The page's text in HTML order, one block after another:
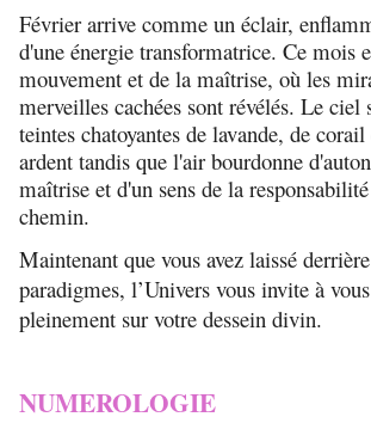
Février arrive comme un éclair,
d'une énergie transformatrice. Ce mois
mouvement et de la maîtrise, où les
merveilles cachées sont révélés. Le ciel
teintes chatoyantes de lavande, de
ardent tandis que l'air bourdonne
maîtrise et d'un sens de la
chemin.
Maintenant que vous avez laissé
paradigmes, l’Univers vous invite à
pleinement sur votre dessein divin.
NUMEROLOGIE